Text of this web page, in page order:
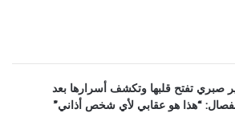
صبري تفتح قلبها وتكشف أسرارها بعد
“هذا هو عقابي لأي شخص أذاني”